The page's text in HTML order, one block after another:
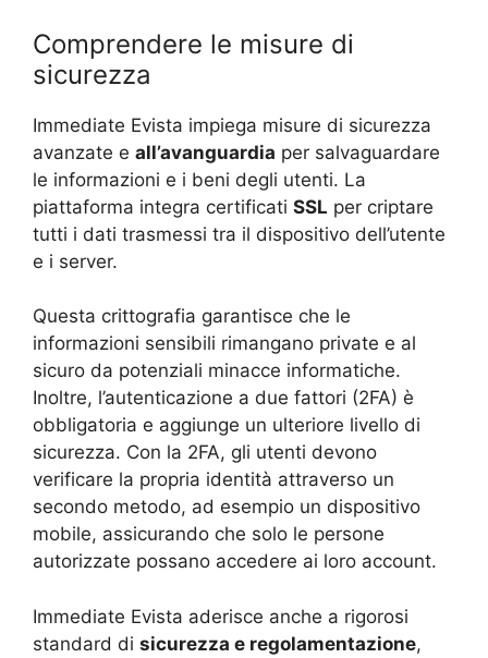
Comprendere le misure di
sicurezza
Immediate Evista impiega misure di sicurezza
avanzate e all’avanguardia per salvaguardare
le informazioni e i beni degli utenti. La
piattaforma integra certificati SSL per criptare
tutti i dati trasmessi tra il dispositivo dell’utente
e i server.
Questa crittografia garantisce che le
informazioni sensibili rimangano private e al
sicuro da potenziali minacce informatiche.
Inoltre, l’autenticazione a due fattori (2FA) è
obbligatoria e aggiunge un ulteriore livello di
sicurezza. Con la 2FA, gli utenti devono
verificare la propria identità attraverso un
secondo metodo, ad esempio un dispositivo
mobile, assicurando che solo le persone
autorizzate possano accedere ai loro account.
Immediate Evista aderisce anche a rigorosi
standard di sicurezza e regolamentazione,